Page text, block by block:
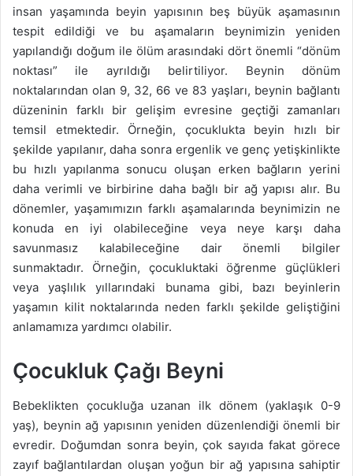
insan yaşamında beyin yapısının beş büyük aşamasının
tespit edildiği ve bu aşamaların beynimizin yeniden
yapılandığı doğum ile ölüm arasındaki dört önemli “dönüm
noktası” ile ayrıldığı belirtiliyor. Beynin dönüm
noktalarından olan 9, 32, 66 ve 83 yaşları, beynin bağlantı
düzeninin farklı bir gelişim evresine geçtiği zamanları
temsil etmektedir. Örneğin, çocuklukta beyin hızlı bir
şekilde yapılanır, daha sonra ergenlik ve genç yetişkinlikte
bu hızlı yapılanma sonucu oluşan erken bağların yerini
daha verimli ve birbirine daha bağlı bir ağ yapısı alır. Bu
dönemler, yaşamımızın farklı aşamalarında beynimizin ne
konuda en iyi olabileceğine veya neye karşı daha
savunmasız kalabileceğine dair önemli bilgiler
sunmaktadır. Örneğin, çocukluktaki öğrenme güçlükleri
veya yaşlılık yıllarındaki bunama gibi, bazı beyinlerin
yaşamın kilit noktalarında neden farklı şekilde geliştiğini
anlamamıza yardımcı olabilir.
Çocukluk Çağı Beyni
Bebeklikten çocukluğa uzanan ilk dönem (yaklaşık 0-9
yaş), beynin ağ yapısının yeniden düzenlendiği önemli bir
evredir. Doğumdan sonra beyin, çok sayıda fakat görece
zayıf bağlantılardan oluşan yoğun bir ağ yapısına sahiptir